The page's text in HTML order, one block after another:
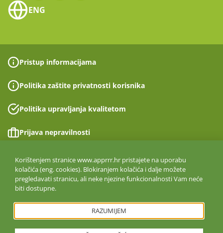
ENG
Pristup informacijama
Politika zaštite privatnosti korisnika
Politika upravljanja kvalitetom
Prijava nepravilnosti
Izjava o pristupačnosti
Politika informacijske sigurnosti
ISO 27001:2022
Korištenjem stranice www.apprrr.hr pristajete na uporabu
kolačića (eng. cookies). Blokiranjem kolačića i dalje možete
pregledavati stranicu, ali neke njezine funkcionalnosti Vam neće
biti dostupne.
RAZUMIJEM